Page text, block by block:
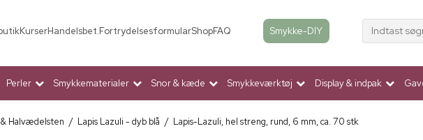
KurserHandelsbet.FortrydelsesformularShopFAQ Smykke-DIY Indtast
Perler Smykkematerialer Snor & kæde Smykkeværktøj Display & indpak
Halvædelsten / Lapis Lazuli - dyb blå / Lapis-Lazuli, hel streng, rund, 6 mm, ca. 70 stk